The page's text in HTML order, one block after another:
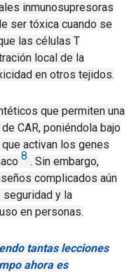
inmunosupresoras
ser tóxica cuando se
las células T
local de la
en otros tejidos.
que permiten una
CAR, poniéndola bajo
activan los genes
8 .Sin embargo,
complicados aún
y la
en personas.
tantas lecciones
ahora es